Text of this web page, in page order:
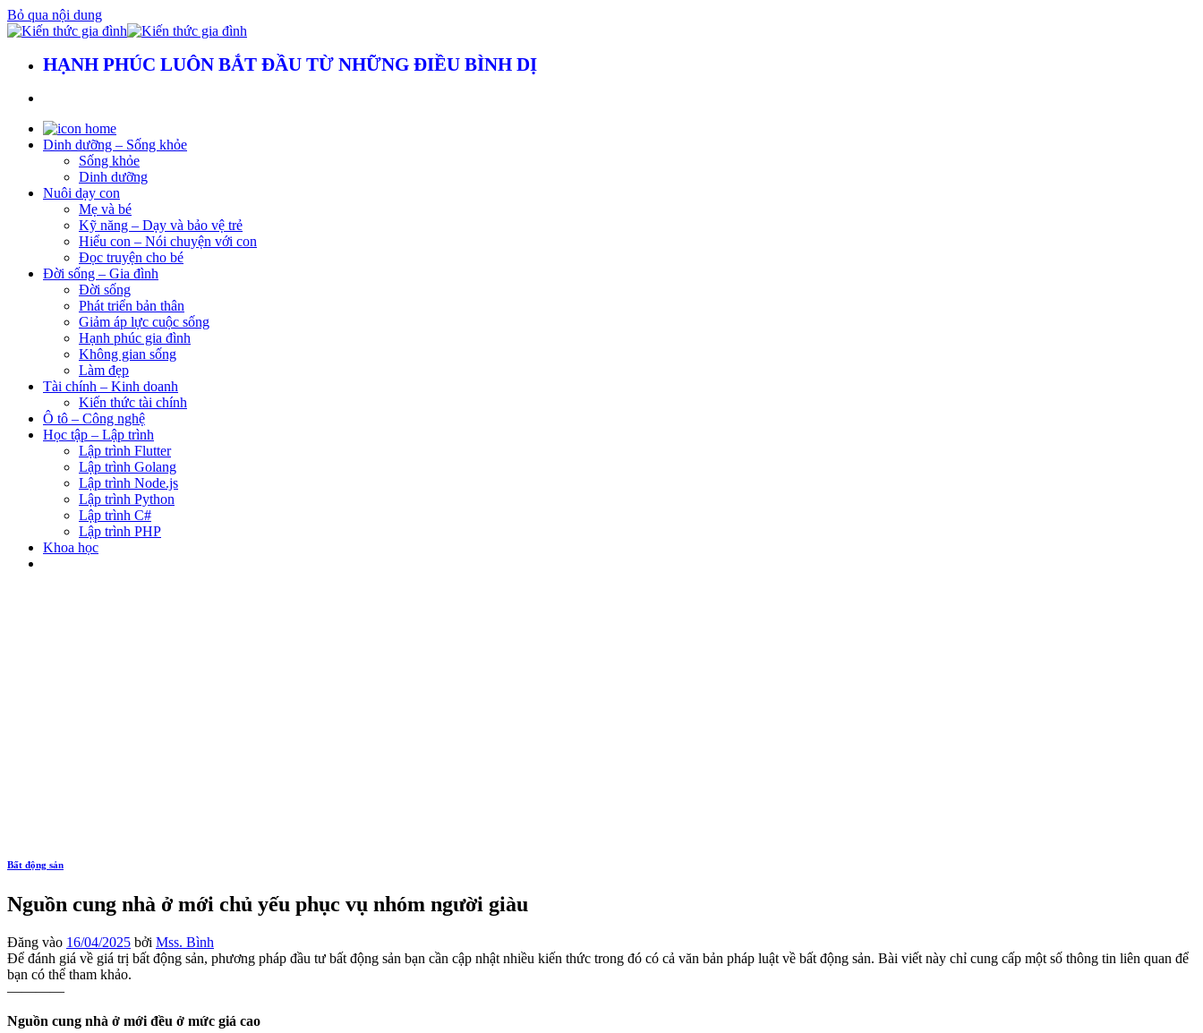
Bỏ qua nội dung
HẠNH PHÚC LUÔN BẮT ĐẦU TỪ NHỮNG ĐIỀU BÌNH DỊ
Dinh dưỡng – Sống khỏe
Sống khỏe
Dinh dưỡng
Nuôi dạy con
Mẹ và bé
Kỹ năng – Dạy và bảo vệ trẻ
Hiểu con – Nói chuyện với con
Đọc truyện cho bé
Đời sống – Gia đình
Đời sống
Phát triển bản thân
Giảm áp lực cuộc sống
Hạnh phúc gia đình
Không gian sống
Làm đẹp
Tài chính – Kinh doanh
Kiến thức tài chính
Ô tô – Công nghệ
Học tập – Lập trình
Lập trình Flutter
Lập trình Golang
Lập trình Node.js
Lập trình Python
Lập trình C#
Lập trình PHP
Khoa học
Bất động sản
Nguồn cung nhà ở mới chủ yếu phục vụ nhóm người giàu
Đăng vào 16/04/2025 bởi Mss. Bình
Để đánh giá về giá trị bất động sản, phương pháp đầu tư bất động sản bạn cần cập nhật nhiều kiến thức trong đó có cả văn bản pháp luật về bất động sản. Bài viết này chỉ cung cấp một số thông tin liên quan để
bạn có thể tham khảo.
————
Nguồn cung nhà ở mới đều ở mức giá cao